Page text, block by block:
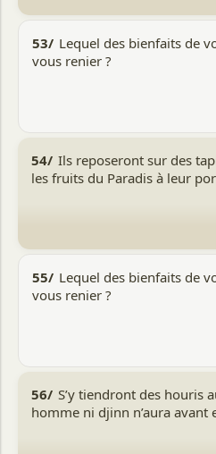
53/ Lequel des bienfaits de
vous renier ?
54/ Ils reposeront sur des
les fruits du Paradis à leur
55/ Lequel des bienfaits de
vous renier ?
56/ S’y tiendront des houris
homme ni djinn n’aura avant